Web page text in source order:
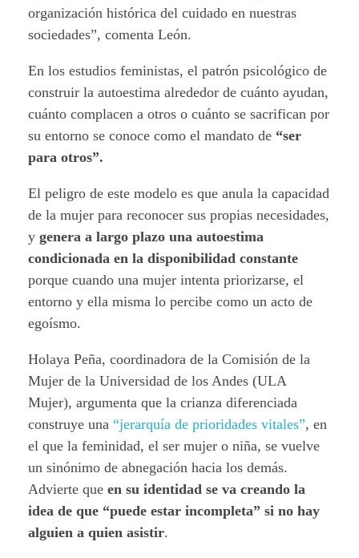
organización histórica del cuidado en nuestras
sociedades”, comenta León.
En los estudios feministas, el patrón psicológico de
construir la autoestima alrededor de cuánto ayudan,
cuánto complacen a otros o cuánto se sacrifican por
su entorno se conoce como el mandato de “ser
para otros”.
El peligro de este modelo es que anula la capacidad
de la mujer para reconocer sus propias necesidades,
y genera a largo plazo una autoestima
condicionada en la disponibilidad constante
porque cuando una mujer intenta priorizarse, el
entorno y ella misma lo percibe como un acto de
egoísmo.
Holaya Peña, coordinadora de la Comisión de la
Mujer de la Universidad de los Andes (ULA
Mujer), argumenta que la crianza diferenciada
construye una “jerarquía de prioridades vitales”, en
el que la feminidad, el ser mujer o niña, se vuelve
un sinónimo de abnegación hacia los demás.
Advierte que en su identidad se va creando la
idea de que “puede estar incompleta” si no hay
alguien a quien asistir.